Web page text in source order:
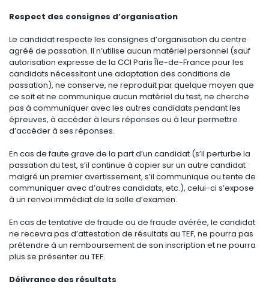
Respect des consignes d’organisation
Le candidat respecte les consignes d’organisation du centre
agréé de passation. Il n’utilise aucun matériel personnel (sauf
autorisation expresse de la CCI Paris Île-de-France pour les
candidats nécessitant une adaptation des conditions de
passation), ne conserve, ne reproduit par quelque moyen que
ce soit et ne communique aucun matériel du test, ne cherche
pas à communiquer avec les autres candidats pendant les
épreuves, à accéder à leurs réponses ou à leur permettre
d’accéder à ses réponses.
En cas de faute grave de la part d’un candidat (s’il perturbe la
passation du test, s’il continue à copier sur un autre candidat
malgré un premier avertissement, s’il communique ou tente de
communiquer avec d’autres candidats, etc.), celui-ci s’expose
à un renvoi immédiat de la salle d’examen.
En cas de tentative de fraude ou de fraude avérée, le candidat
ne recevra pas d’attestation de résultats au TEF, ne pourra pas
prétendre à un remboursement de son inscription et ne pourra
plus se présenter au TEF.
Délivrance des résultats